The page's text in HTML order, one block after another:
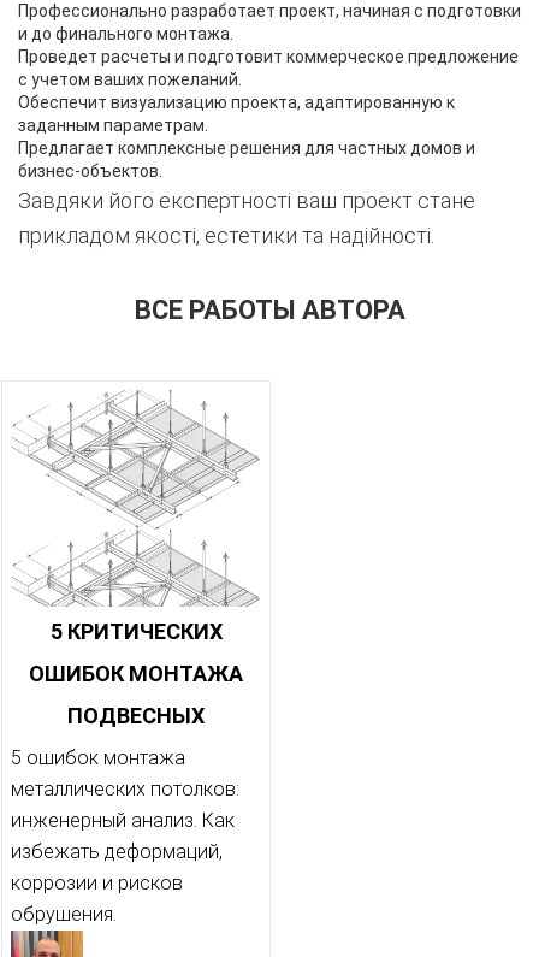
Профессионально разработает проект, начиная с подготовки
и до финального монтажа.
Проведет расчеты и подготовит коммерческое предложение
с учетом ваших пожеланий.
Обеспечит визуализацию проекта, адаптированную к
заданным параметрам.
Предлагает комплексные решения для частных домов и
бизнес-объектов.
Завдяки його експертності ваш проект стане
прикладом якості, естетики та надійності.
ВСЕ РАБОТЫ АВТОРА
5 КРИТИЧЕСКИХ
ОШИБОК МОНТАЖА
ПОДВЕСНЫХ
МЕТАЛЛИЧЕСКИХ
ПОТОЛКОВ:
ЭКСПЕРТНЫЙ
ИНЖЕНЕРНЫЙ АНАЛИЗ
5 ошибок монтажа
металлических потолков:
инженерный анализ. Как
избежать деформаций,
коррозии и рисков
обрушения.